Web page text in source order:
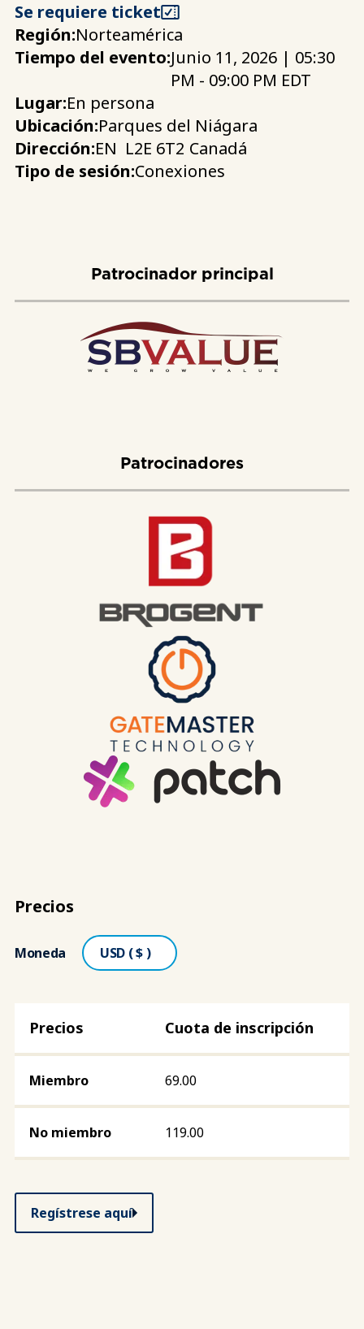
Se requiere ticket
Región:Norteamérica
Tiempo del evento:Junio 11, 2026 | 05:30
PM - 09:00 PM EDT
Lugar:En persona
Ubicación:Parques del Niágara
Dirección:EN L2E 6T2 Canadá
Tipo de sesión:Conexiones
Patrocinador principal
Patrocinadores
Precios
Moneda
Cuota de inscripción
69.00
119.00
Regístrese aquí